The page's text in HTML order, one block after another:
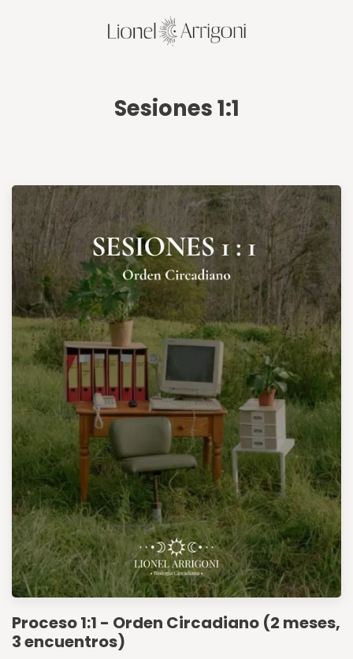
Sesiones 1:1
Proceso 1:1 - Orden Circadiano (2 meses,
3 encuentros)